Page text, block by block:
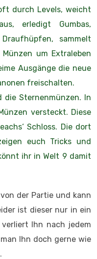
durch Levels, weicht
erledigt Gumbas,
sammelt
um Extraleben
Ausgänge die neue
freischalten.
die Sternenmünzen. In
versteckt. Diese
Schloss. Die dort
euch Tricks und
ihr in Welt 9 damit
der Partie und kann
ist dieser nur in ein
Ihn nach jedem
Ihn doch gerne wie